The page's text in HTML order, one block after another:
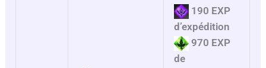
190 EXP
d’expédition
970 EXP
de